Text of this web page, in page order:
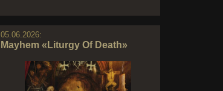
05.06.2026:
Mayhem «Liturgy Of Death»